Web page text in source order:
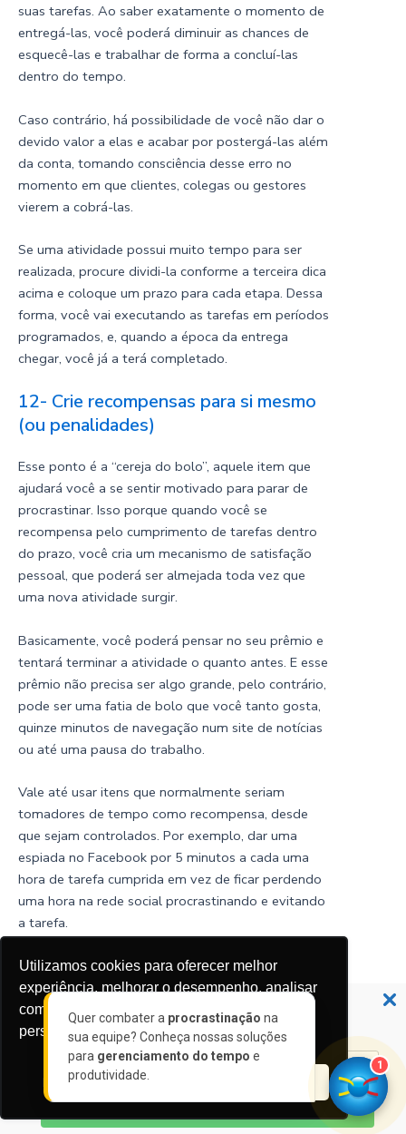
Não perca nossas novidades!
Assine a nossa newsletter 👉🏼
Utilizamos cookies para oferecer melhor
experiência, melhorar o desempenho, analisar
como você interage em nosso site e
personalizar conteúdo.
Recusar Cookies
suas tarefas. Ao saber exatamente o momento de
entregá-las, você poderá diminuir as chances de
esquecê-las e trabalhar de forma a concluí-las
dentro do tempo.
Caso contrário, há possibilidade de você não dar o
devido valor a elas e acabar por postergá-las além
da conta, tomando consciência desse erro no
momento em que clientes, colegas ou gestores
vierem a cobrá-las.
Se uma atividade possui muito tempo para ser
realizada, procure dividi-la conforme a terceira dica
acima e coloque um prazo para cada etapa. Dessa
forma, você vai executando as tarefas em períodos
programados, e, quando a época da entrega
chegar, você já a terá completado.
12- Crie recompensas para si mesmo
(ou penalidades)
Esse ponto é a “cereja do bolo”, aquele item que
ajudará você a se sentir motivado para parar de
procrastinar. Isso porque quando você se
recompensa pelo cumprimento de tarefas dentro
do prazo, você cria um mecanismo de satisfação
pessoal, que poderá ser almejada toda vez que
uma nova atividade surgir.
Basicamente, você poderá pensar no seu prêmio e
tentará terminar a atividade o quanto antes. E esse
prêmio não precisa ser algo grande, pelo contrário,
pode ser uma fatia de bolo que você tanto gosta,
quinze minutos de navegação num site de notícias
ou até uma pausa do trabalho.
Vale até usar itens que normalmente seriam
tomadores de tempo como recompensa, desde
que sejam controlados. Por exemplo, dar uma
espiada no Facebook por 5 minutos a cada uma
hora de tarefa cumprida em vez de ficar perdendo
uma hora na rede social procrastinando e evitando
a tarefa.
É preciso aplicar uma “estratégia reversa” usando
as distrações habituais a seu favor, porém, cuidado
para não ser pego por elas novamente. Se você
não consegue resistir a elas, pelo menos no
começo, use outras formas de se
autorrecompensar.
Por outro lado, estipular penalidades pelo não
Quer combater a procrastinação na
sua equipe? Conheça nossas soluções
para gerenciamento do tempo e
produtividade.
1